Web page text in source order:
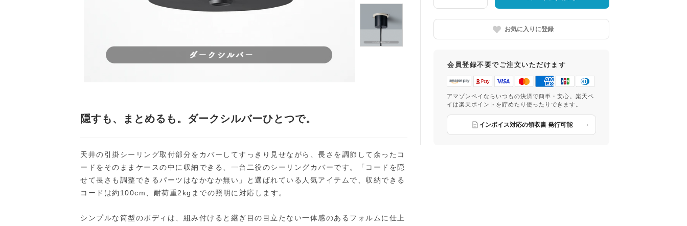
量
お気に入りに登録
会員登録不要でご注文いただけます
アマゾンペイならいつもの決済で簡単・安心。楽天ペ
イは楽天ポイントを貯めたり使ったりできます。
インボイス対応の領収書 発行可能
隠すも、まとめるも。ダークシルバーひとつで。
天井の引掛シーリング取付部分をカバーしてすっきり見せながら、長さを調節して余ったコ
ードをそのままケースの中に収納できる、一台二役のシーリングカバーです。「コードを隠
せて長さも調整できるパーツはなかなか無い」と選ばれている人気アイテムで、収納できる
コードは約100cm、耐荷重2kgまでの照明に対応します。
シンプルな筒型のボディは、組み付けると継ぎ目の目立たない一体感のあるフォルムに仕上